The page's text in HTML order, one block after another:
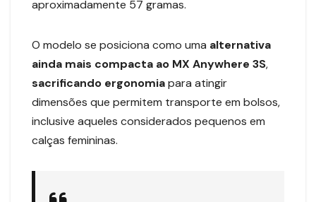
aproximadamente 57 gramas.
O modelo se posiciona como uma alternativa
ainda mais compacta ao MX Anywhere 3S,
sacrificando ergonomiapara atingir
dimensões que permitem transporte em bolsos,
inclusive aqueles considerados pequenos em
calças femininas.